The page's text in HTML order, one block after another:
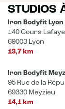
STUDIOS
Iron Bodyfit
140 Cours
69003 Lyon
13,7 km
Iron Bodyfit
95 Rue de la
69330 Meyzieu
14,1 km